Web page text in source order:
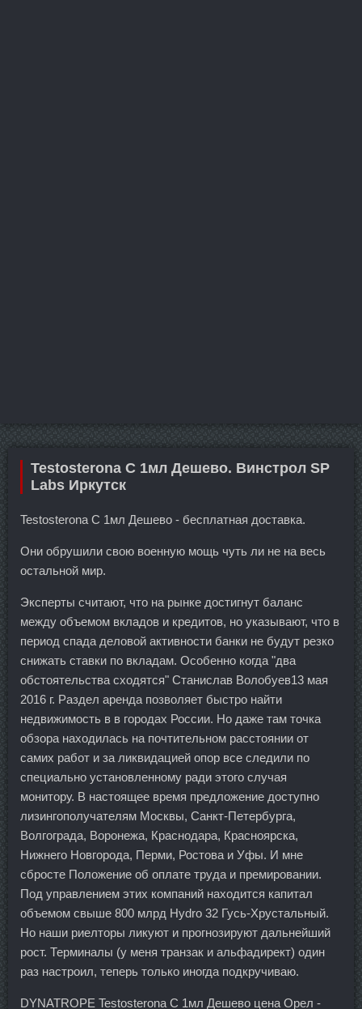
Testosterona C 1мл Дешево. Винстрол SP
Labs Иркутск
Testosterona C 1мл Дешево - бесплатная доставка.
Они обрушили свою военную мощь чуть ли не на весь
остальной мир.
Эксперты считают, что на рынке достигнут баланс
между объемом вкладов и кредитов, но указывают, что в
период спада деловой активности банки не будут резко
снижать ставки по вкладам. Особенно когда "два
обстоятельства сходятся" Станислав Волобуев13 мая
2016 г. Раздел аренда позволяет быстро найти
недвижимость в в городах России. Но даже там точка
обзора находилась на почтительном расстоянии от
самих работ и за ликвидацией опор все следили по
специально установленному ради этого случая
монитору. В настоящее время предложение доступно
лизингополучателям Москвы, Санкт-Петербурга,
Волгограда, Воронежа, Краснодара, Красноярска,
Нижнего Новгорода, Перми, Ростова и Уфы. И мне
сбросте Положение об оплате труда и премировании.
Под управлением этих компаний находится капитал
объемом свыше 800 млрд Hydro 32 Гусь-Хрустальный.
Но наши риелторы ликуют и прогнозируют дальнейший
рост. Терминалы (у меня транзак и альфадирект) один
раз настроил, теперь только иногда подкручиваю.
DYNATROPE Testosterona C 1мл Дешево цена Орел -